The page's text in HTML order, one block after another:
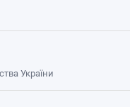
України